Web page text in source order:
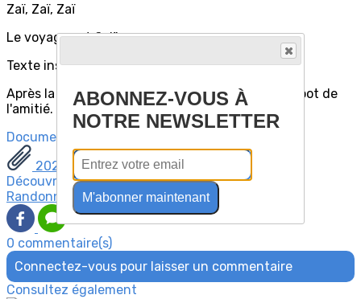
Zaï, Zaï, Zaï
Le voyage est fini”
Texte inspiré de la chanson de Jacques Brel
Après la rando, on repart Au Bureau… prendre le pot de
l'amitié.
Documents
20240404 Chamois Chalets de Mayères.pdf
Découvrez davantage d'articles sur ces thèmes :
Randonnées Chamois
0 commentaire(s)
Connectez-vous pour laisser un commentaire
Consultez également
ABONNEZ-VOUS À
NOTRE NEWSLETTER
M'abonner maintenant